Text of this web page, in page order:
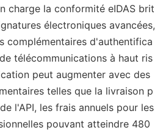
charge la conformité eIDAS brit
électroniques avancées,
complémentaires d'authentifica
télécommunications à haut ris
peut augmenter avec des
telles que la livraison p
l'API, les frais annuels pour les
pouvant atteindre 480